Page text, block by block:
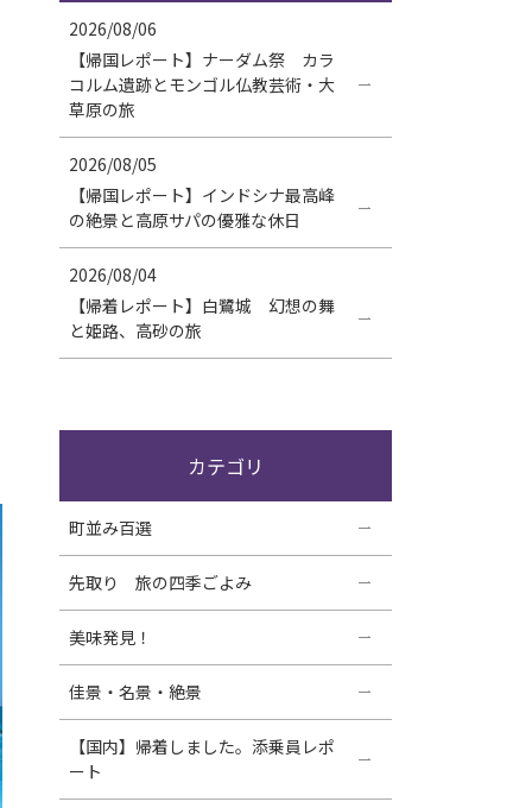
2026/08/06
【帰国レポート】ナーダム祭 カラ
コルム遺跡とモンゴル仏教芸術・大
草原の旅
2026/08/05
【帰国レポート】インドシナ最高峰
の絶景と高原サパの優雅な休日
2026/08/04
【帰着レポート】白鷺城 幻想の舞
と姫路、高砂の旅
カテゴリ
町並み百選
先取り 旅の四季ごよみ
美味発見！
佳景・名景・絶景
【国内】帰着しました。添乗員レポ
ート